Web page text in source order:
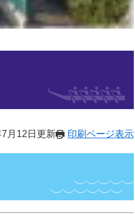
月12日更新 印刷ページ表示